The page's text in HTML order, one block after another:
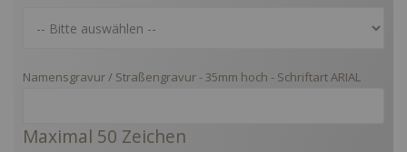
Namensgravur / Straßengravur - 35mm hoch - Schriftart ARIAL
Maximal 50 Zeichen